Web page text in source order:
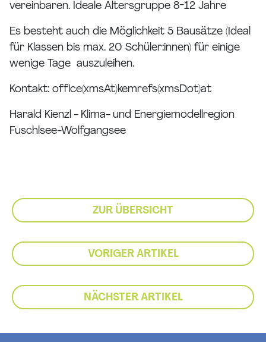
vereinbaren. Ideale Altersgruppe 8-12 Jahre
Es besteht auch die Möglichkeit 5 Bausätze (Ideal
für Klassen bis max. 20 Schüler:innen) für einige
wenige Tage auszuleihen.
Kontakt: office(xmsAt)kemrefs(xmsDot)at
Harald Kienzl - Klima- und Energiemodellregion
Fuschlsee-Wolfgangsee
ZUR ÜBERSICHT
VORIGER ARTIKEL
NÄCHSTER ARTIKEL